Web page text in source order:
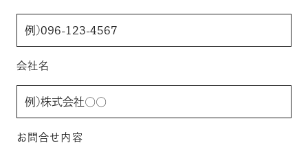
会社名
お問合せ内容